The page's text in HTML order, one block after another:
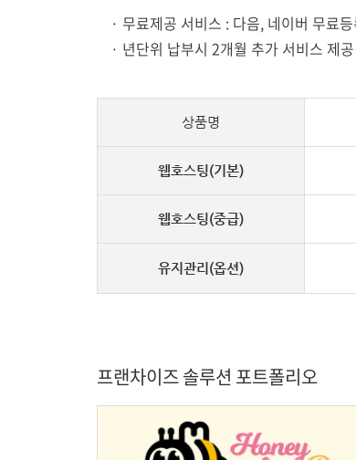
· 무료제공 서비스 : 다음, 네이버 무료
· 년단위 납부시 2개월 추가 서비스 제공
상품명
웹호스팅(기본)
웹호스팅(중급)
유지관리(옵션)
프랜차이즈 솔루션 포트폴리오